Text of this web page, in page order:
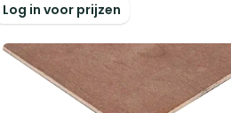
Log in voor prijzen